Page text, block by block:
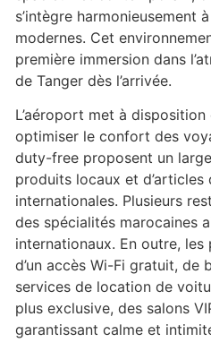
s’intègre harmonieusement
modernes. Cet
première immersion dans
de Tanger dès l’arrivée.
L’aéroport met à
optimiser le confort des
duty-free proposent un
produits locaux et d’articles
internationales. Plusieurs
des spécialités marocaines
internationaux. En outre, les
d’un accès Wi-Fi gratuit, de
services de location de
plus exclusive, des salons
garantissant calme et